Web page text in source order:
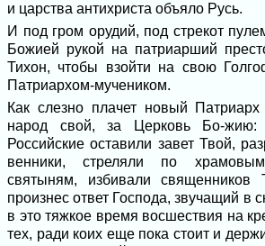
и царства антихриста объяло Русь.
И под гром орудий, под стрекот
Божией рукой на пат­риарший
Тихон, чтобы взойти на свою
Патриархом-мучеником.
Как слезно плачет новый
народ свой, за Церковь Бо-жию:
Российские оста­вили завет Твой,
венники, стреляли по
святыням, избивали
произнес ответ Госпо­да, звучащий в
в это тяжкое время восшествия на
тех, ради коих еще пока стоит и